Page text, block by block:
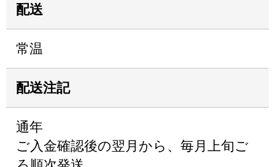
配送
常温
配送注記
通年
ご入金確認後の翌月から、毎月上旬ご